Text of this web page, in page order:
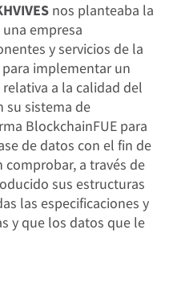
nos planteaba la
empresa
y servicios de la
implementar un
a la calidad del
su sistema de
BlockchainFUE para
de datos con el fin de
a través de
sus estructuras
las especificaciones y
y que los datos que le